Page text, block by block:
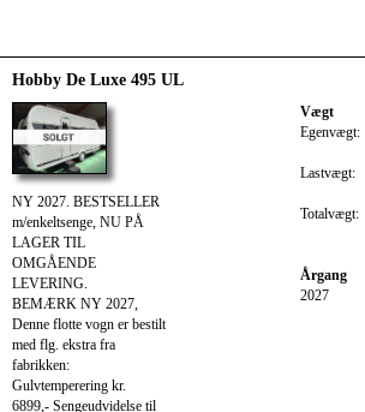
Hobby De Luxe 495 UL
NY 2027. BESTSELLER
m/enkeltsenge, NU PÅ
LAGER TIL
OMGÅENDE
LEVERING.
BEMÆRK NY 2027,
Denne flotte vogn er bestilt
med flg. ekstra fra
fabrikken:
Gulvtemperering kr.
6899,- Sengeudvidelse til
Vægt
Egenvægt:
Lastvægt:
Totalvægt:
Årgang
2027